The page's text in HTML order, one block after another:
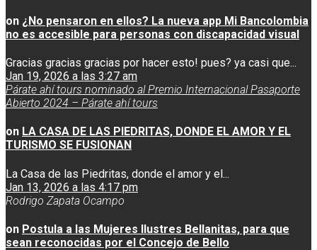
on ¿No pensaron en ellos? La nueva app Mi Bancolombia
no es accesible para personas con discapacidad visual
Gracias gracias gracias por hacer esto! pues? ya casi que...
Jan 19, 2026 a las 3:27 am
Párate ahí tours nominado al Premio Internacional Pasaporte
Abierto 2024 – Párate ahí tours
on LA CASA DE LAS PIEDRITAS, DONDE EL AMOR Y EL
TURISMO SE FUSIONAN
La Casa de las Piedritas, donde el amor y el...
Jan 13, 2026 a las 4:17 pm
Rodrigo Zapata Ocampo
on Postula a las Mujeres Ilustres Bellanitas, para que
sean reconocidas por el Concejo de Bello